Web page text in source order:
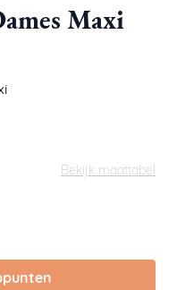
Maxi
Bekijk maattabel